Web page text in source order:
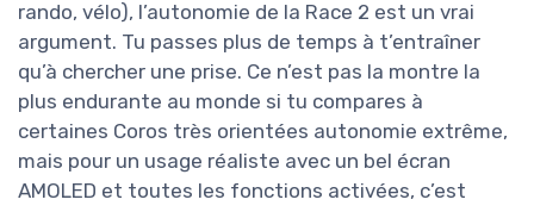
rando, vélo), l’autonomie de la Race 2 est un vrai
argument. Tu passes plus de temps à t’entraîner
qu’à chercher une prise. Ce n’est pas la montre la
plus endurante au monde si tu compares à
certaines Coros très orientées autonomie extrême,
mais pour un usage réaliste avec un bel écran
AMOLED et toutes les fonctions activées, c’est